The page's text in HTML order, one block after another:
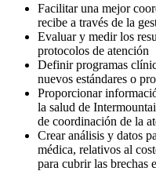
Facilitar una mejor
recibe a través de la
Evaluar y medir los
protocolos de atención
Definir programas
nuevos estándares o
Proporcionar
la salud de
de coordinación de la
Crear análisis y datos
médica, relativos al
para cubrir las brechas